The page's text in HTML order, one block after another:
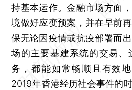
持基本运作。金融市场方面
境做好应变预案，并在早前
保无论因疫情或抗疫部署而
场的主要基建系统的交易、
务，都能如常畅顺且有效
2019年香港经历社会事件的